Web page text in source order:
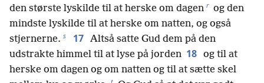
den største lyskilde til at herske om dagen r og den
mindste lyskilde til at herske om natten, og også
stjernerne. s 17 Altså satte Gud dem på den
udstrakte himmel til at lyse på jorden 18 og til at
herske om dagen og om natten og til at sætte skel